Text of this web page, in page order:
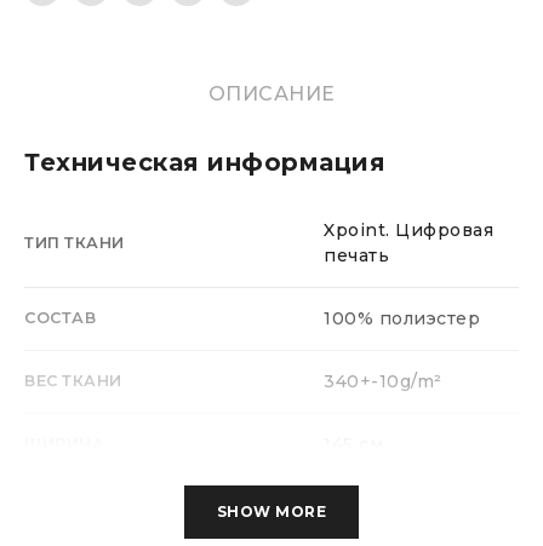
ОПИСАНИЕ
Техническая информация
ТИП ТКАНИ
Xpoint. Цифровая
печать
СОСТАВ 100% полиэстер
ВЕС ТКАНИ 340+-10g/m²
ТЕСТ МАРТИНДЕЙЛА (НА
> 25000 циклов
SHOW MORE